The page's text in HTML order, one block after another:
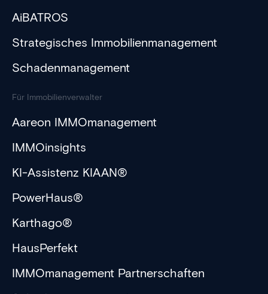
AiBATROS
Strategisches Immobilienmanagement
Schadenmanagement
Für Immobilienverwalter
Aareon IMMOmanagement
IMMOinsights
KI-Assistenz KIAAN®
PowerHaus®
Karthago®
HausPerfekt
IMMOmanagement Partnerschaften